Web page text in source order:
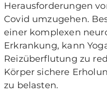
Herausforderungen
Covid umzugehen.
einer komplexen
Erkrankung, kann
Reizüberflutung zu
Körper sichere
zu belasten.